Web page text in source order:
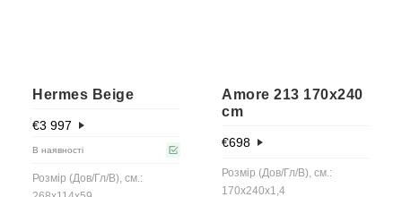
Hermes Beige
€3 997
В наявності
Розмір (Дов/Гл/В), см.:
Amore 213 170x240
cm
€698
Розмір (Дов/Гл/В), см.:
170x240x1,4